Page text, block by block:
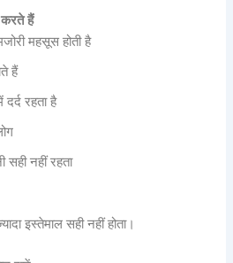
करते हैं
महसूस होती है
हैं
रहता है
सही नहीं रहता
इस्तेमाल सही नहीं होता।